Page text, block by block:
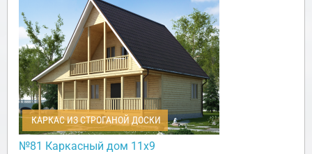
КАРКАС ИЗ СТРОГАНОЙ ДОСКИ
№81 Каркасный дом 11х9